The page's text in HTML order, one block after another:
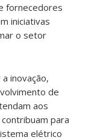
fornecedores
iniciativas
o setor
inovação,
de
aos
para
elétrico